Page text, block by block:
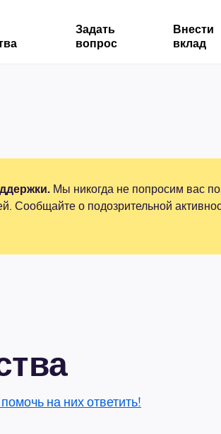
Задать
вопрос
Внести
вклад
Мы никогда не попросим вас
Сообщайте о подозрительной
на них ответить!